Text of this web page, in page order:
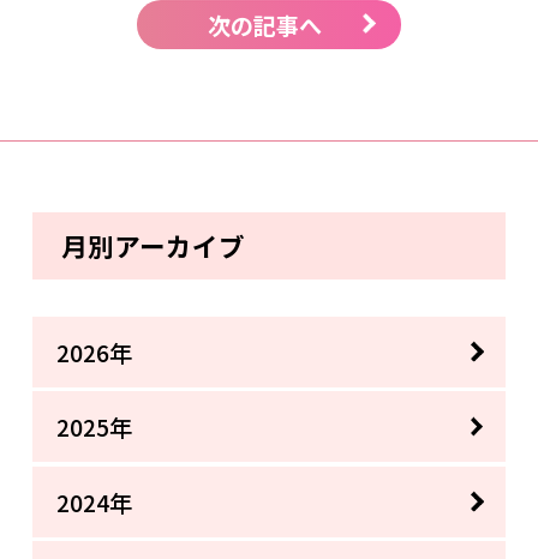
次の記事へ
月別アーカイブ
2026年
2025年
2024年